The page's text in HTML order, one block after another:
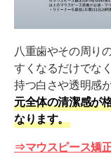
八重歯やその周り
すくなるだけでな
持つ白さや透明感
元全体の清潔感が
なります。
⇒マウスピース矯